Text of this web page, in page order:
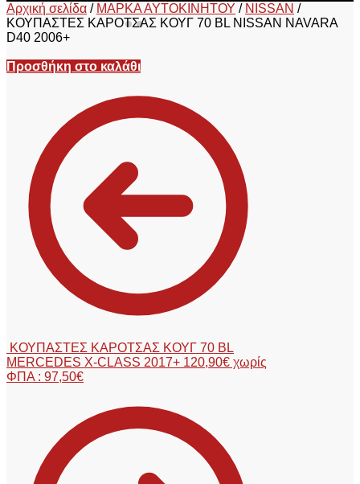
Αρχική σελίδα / ΜΑΡΚΑ ΑΥΤΟΚΙΝΗΤΟΥ / NISSAN /
ΚΟΥΠΑΣΤΕΣ ΚΑΡΟΤΣΑΣ ΚΟΥΓ 70 BL NISSAN NAVARA
D40 2006+
Προσθήκη στο καλάθι
ΚΟΥΠΑΣΤΕΣ ΚΑΡΟΤΣΑΣ ΚΟΥΓ 70 BL
MERCEDES X-CLASS 2017+ 120,90€ χωρίς
ΦΠΑ : 97,50€